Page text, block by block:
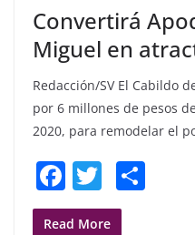
Convertirá
Miguel en
Redacción/SV El Cabildo
por 6 millones de pesos
2020, para remodelar el
F
a
T
w
Read More